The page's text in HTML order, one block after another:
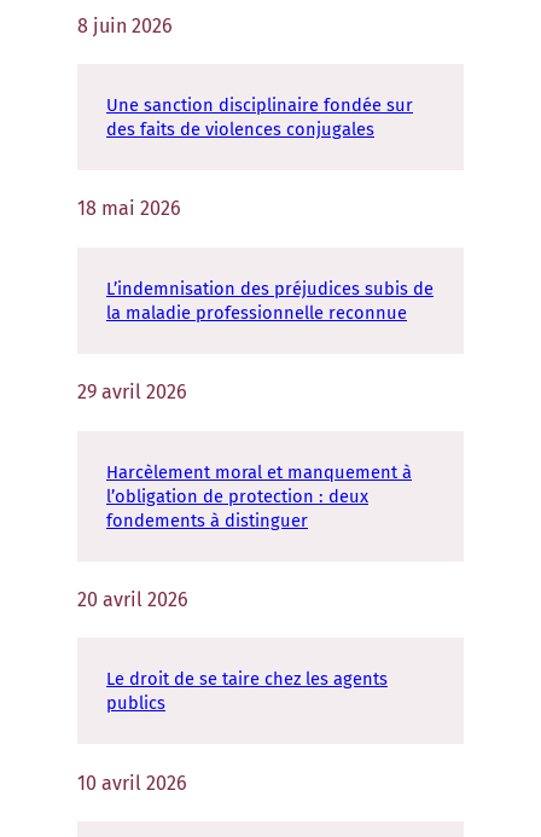
8 juin 2026
Une sanction disciplinaire fondée sur
des faits de violences conjugales
18 mai 2026
L’indemnisation des préjudices subis de
la maladie professionnelle reconnue
29 avril 2026
Harcèlement moral et manquement à
l’obligation de protection : deux
fondements à distinguer
20 avril 2026
Le droit de se taire chez les agents
publics
10 avril 2026